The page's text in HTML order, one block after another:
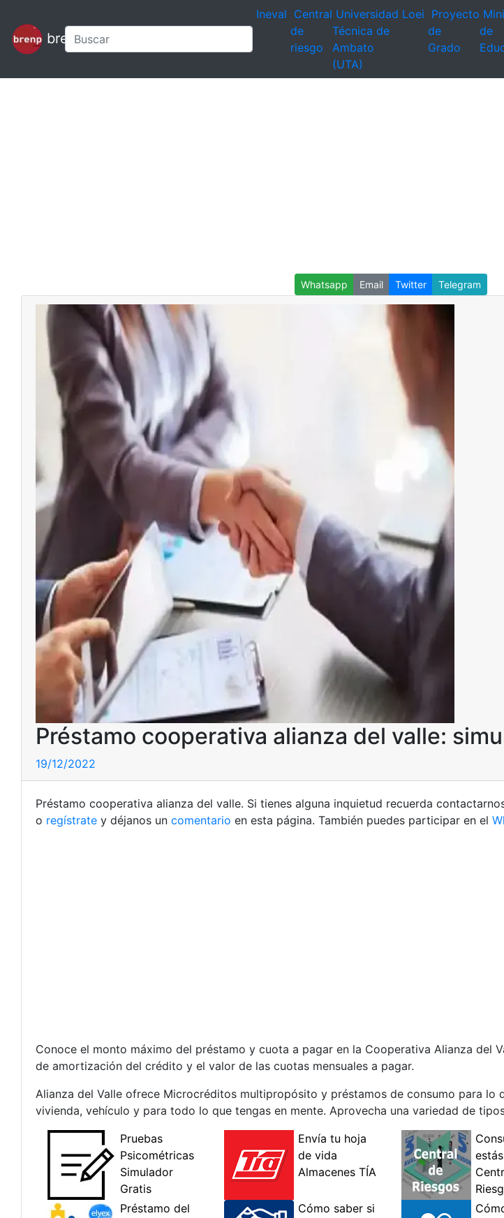
brenp
Ineval Central
de
riesgo
Universidad
Técnica de
Ambato
(UTA)
Loei Proyecto
de
Grado
de
Whatsapp Email Twitter Telegram
Préstamo cooperativa alianza del valle:
19/12/2022
Préstamo cooperativa alianza del valle. Si tienes alguna inquietud recuerda
o regístrate y déjanos un comentario en esta página. También puedes participar en el
Conoce el monto máximo del préstamo y cuota a pagar en la Cooperativa Alianza del
de amortización del crédito y el valor de las cuotas mensuales a pagar.
Alianza del Valle ofrece Microcréditos multipropósito y préstamos de consumo para lo
vivienda, vehículo y para todo lo que tengas en mente. Aprovecha una variedad de